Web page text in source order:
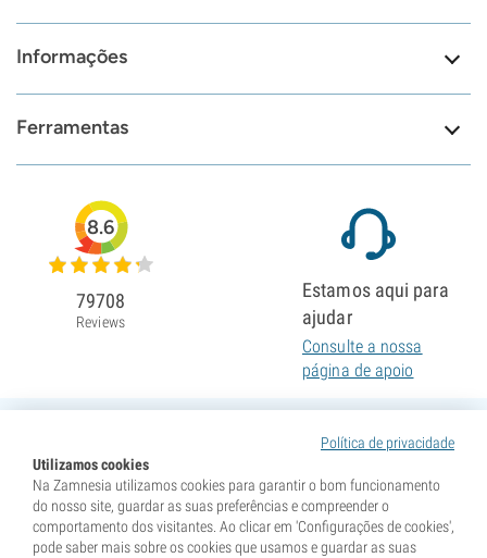
Informações
Ferramentas
Política de privacidade
Utilizamos cookies
Na Zamnesia utilizamos cookies para garantir o bom funcionamento
do nosso site, guardar as suas preferências e compreender o
comportamento dos visitantes. Ao clicar em 'Configurações de cookies',
pode saber mais sobre os cookies que usamos e guardar as suas
8.6
79708
Reviews
Estamos aqui para
ajudar
Consulte a nossa
página de apoio